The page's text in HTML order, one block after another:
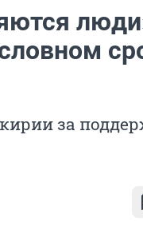
за